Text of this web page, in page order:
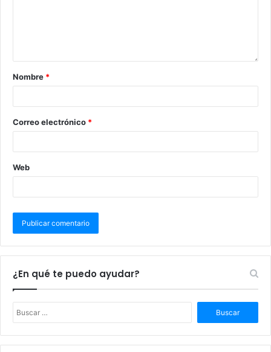
Nombre *
Correo electrónico *
Web
¿En qué te puedo ayudar?
s
c